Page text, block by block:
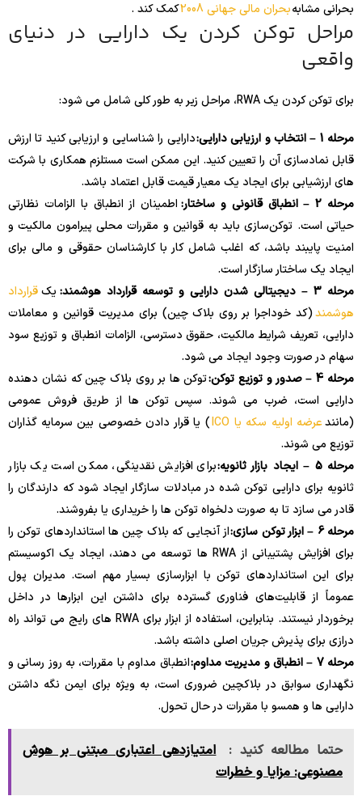
بحرانی مشابهبحران مالی جهانی 2008 کمک کند .
مراحل توکن کردن یک دارایی در دنیای
واقعی
برای توکن کردن یک RWA، مراحل زیر به طور کلی شامل می شود:
مرحله 1 – انتخاب و ارزیابی دارایی:
دارایی را شناسایی و ارزیابی کنید تا ارزش
قابل نمادسازی آن را تعیین کنید. این ممکن است مستلزم همکاری با شرکت
های ارزشیابی برای ایجاد یک معیار قیمت قابل اعتماد باشد.
مرحله 2 – انطباق قانونی و ساختار:
اطمینان از انطباق با الزامات نظارتی
حیاتی است. توکن‌سازی باید به قوانین و مقررات محلی پیرامون مالکیت و
امنیت پایبند باشد، که اغلب شامل کار با کارشناسان حقوقی و مالی برای
ایجاد یک ساختار سازگار است.
مرحله 3 – دیجیتالی شدن دارایی و توسعه قرارداد هوشمند:
یکقرارداد
هوشمند(کد خوداجرا بر روی بلاک چین) برای مدیریت قوانین و معاملات
دارایی، تعریف شرایط مالکیت، حقوق دسترسی، الزامات انطباق و توزیع سود
سهام در صورت وجود ایجاد می شود.
مرحله 4 – صدور و توزیع توکن:
توکن ها بر روی بلاک چین که نشان دهنده
دارایی است، ضرب می شوند. سپس توکن ها از طریق فروش عمومی
(مانندعرضه اولیه سکه یا ICO
) یا قرار دادن خصوصی بین سرمایه گذاران
توزیع می شوند.
مرحله 5 – ایجاد بازار ثانویه:
برای افزایش نقدینگی، ممکن است یک بازار
ثانویه برای دارایی توکن شده در مبادلات سازگار ایجاد شود که دارندگان را
قادر می سازد تا به صورت دلخواه توکن ها را خریداری یا بفروشند.
مرحله 6 – ابزار توکن سازی:
از آنجایی که بلاک چین ها استانداردهای توکن را
برای افزایش پشتیبانی از RWA ها توسعه می دهند، ایجاد یک اکوسیستم
برای این استانداردهای توکن با ابزارسازی بسیار مهم است. مدیران پول
عموماً از قابلیت‌های فناوری گسترده برای داشتن این ابزارها در داخل
برخوردار نیستند. بنابراین، استفاده از ابزار برای RWA های رایج می تواند راه
درازی برای پذیرش جریان اصلی داشته باشد.
مرحله 7 – انطباق و مدیریت مداوم:
انطباق مداوم با مقررات، به روز رسانی و
نگهداری سوابق در بلاکچین ضروری است، به ویژه برای ایمن نگه داشتن
دارایی ها و همسو با مقررات در حال تحول.
حتما مطالعه کنید :
امتیازدهی اعتباری مبتنی بر هوش
مصنوعی: مزایا و خطرات